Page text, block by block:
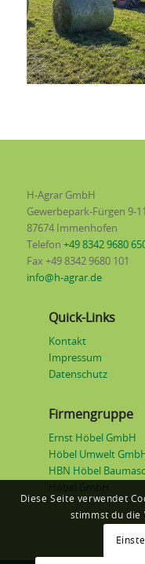
H-Agrar GmbH
Gewerbepark-Fürgen 9-11
87674 Immenhofen
Telefon +49 8342 9680
Fax +49 8342 9680 101
info@h-agrar.de
Quick-Links
Kontakt
Impressum
Datenschutz
Firmengruppe
Ernst Höbel GmbH
Höbel Umwelt
HBN Höbel
Höbel GmbH
Diese Seite verwendet
stimmst du die